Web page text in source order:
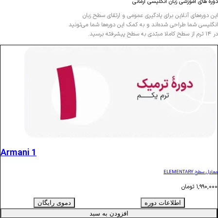
برای یادگیری عمومی و ارتقا‌ی سطح زبان
شده‌اند و به کمک این دوره‌ها شما می‌تونید
Armani 1
اطلاعات دوره
افزودن به سبد